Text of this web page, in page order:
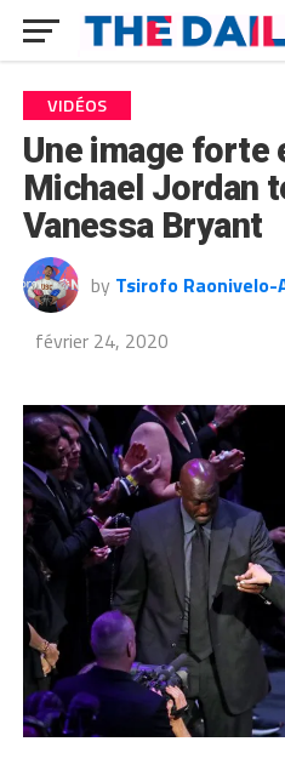
VIDÉOS
Une image forte
Michael Jordan
Vanessa Bryant
by Tsirofo
février 24, 2020